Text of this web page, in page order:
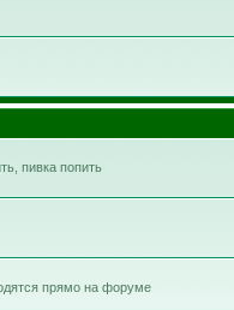
пивка попить
прямо на форуме